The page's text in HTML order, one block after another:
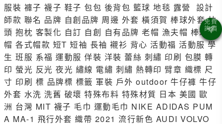
服裝 褲子 襪子 鞋子 包包 後背包 籃球 地毯 露營 設計
師款 聯名 品牌 自創品牌 周邊 外套 橫須賀 棒球外套 枕
頭 抱枕 客製化 自訂 自創 自有品牌 老帽 漁夫帽 棒球
帽 各式帽款 短T 短袖 長袖 襯衫 背心 活動福 活動服 學
生 班服 系福 運動服 佯裝 洋裝 蕾絲 刺繡 印刷 包膜 轉
印 螢光 反光 夜光 繡線 電繡 刺繡 熱轉印 臂章 織標 尺
寸 印刷 標 品牌標 標籤 軍裝 戶外 outdoor 牛仔褲 牛仔
外套 水洗 洗舊 破壞 特殊布料 特殊材質 日本 美國 歐
洲 台灣 MIT 襪子 毛巾 運動毛巾 NIKE ADIDAS PUM
A MA-1 飛行外套 織帶 2021 流行新色 AUDI VOLVO